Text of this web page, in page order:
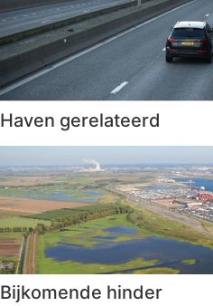
Haven gerelateerd
Bijkomende hinder